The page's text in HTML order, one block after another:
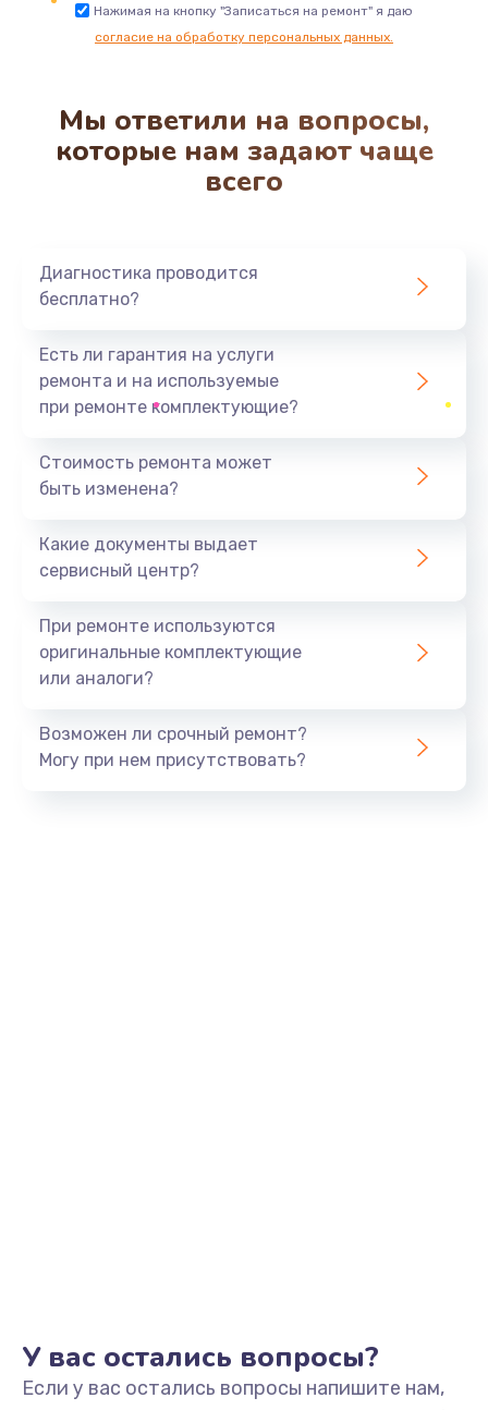
Ремонт микросхемы NFC
1100 руб.
Замена разъема наушников
550 руб.
1100 руб.
Замена микросхемы управления
1100 руб.
Замена микросхемы NFC
2000 руб.
Замена сальников
2000 руб.
2000 руб.
Нажимая на кнопку "Записаться на ремонт" я даю
согласие на обработку персональных данных.
Мы ответили на вопросы,
которые нам задают чаще
всего
Диагностика проводится
бесплатно?
Есть ли гарантия на услуги
ремонта и на используемые
при ремонте комплектующие?
Стоимость ремонта может
быть изменена?
Какие документы выдает
сервисный центр?
При ремонте используются
оригинальные комплектующие
или аналоги?
Возможен ли срочный ремонт?
Могу при нем присутствовать?
У вас остались вопросы?
Если у вас остались вопросы напишите нам,